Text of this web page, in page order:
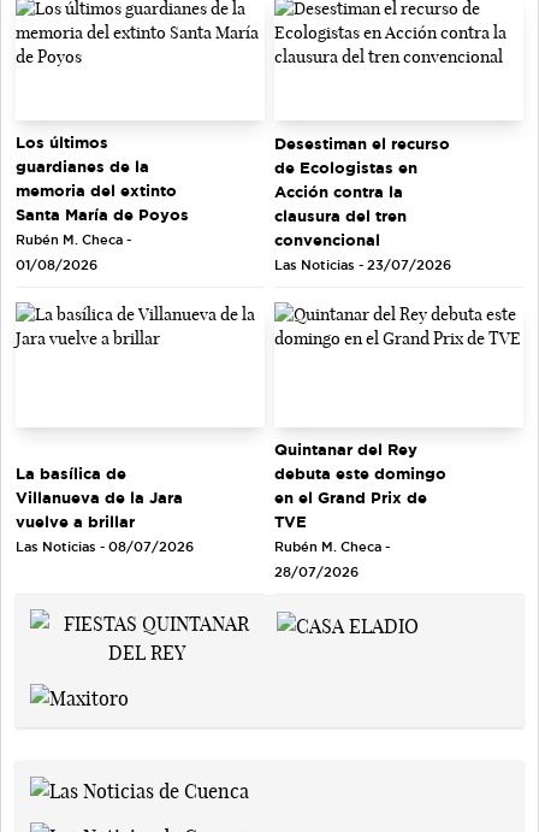
Los últimos
guardianes de la
memoria del extinto
Santa María de Poyos
Rubén M. Checa -
01/08/2026
Desestiman el recurso
de Ecologistas en
Acción contra la
clausura del tren
convencional
Las Noticias - 23/07/2026
La basílica de
Villanueva de la Jara
vuelve a brillar
Las Noticias - 08/07/2026
Quintanar del Rey
debuta este domingo
en el Grand Prix de
TVE
Rubén M. Checa -
28/07/2026